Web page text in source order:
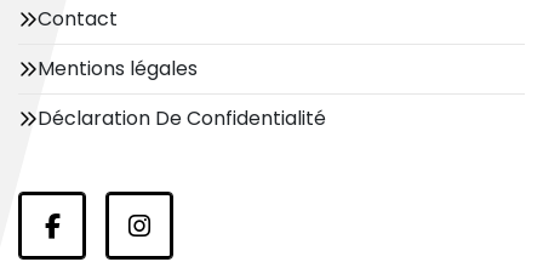
Contact
Mentions légales
Déclaration De Confidentialité
facebookinstagram